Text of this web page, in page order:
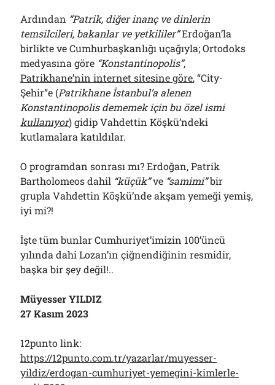
Ardından “Patrik, diğer inanç ve dinlerin
temsilcileri, bakanlar ve yetkililer”Erdoğan’la
birlikte ve Cumhurbaşkanlığı uçağıyla; Ortodoks
medyasına göre “Konstantinopolis”,
Patrikhane’nin internet sitesine göre, “City-
Şehir”e (Patrikhane İstanbul’a alenen
Konstantinopolis dememek için bu özel ismi
kullanıyor) gidip Vahdettin Köşkü’ndeki
kutlamalara katıldılar.
O programdan sonrası mı? Erdoğan, Patrik
Bartholomeos dahil “küçük”ve “samimi”bir
grupla Vahdettin Köşkü’nde akşam yemeği yemiş,
iyi mi?!
İşte tüm bunlar Cumhuriyet’imizin 100’üncü
yılında dahi Lozan’ın çiğnendiğinin resmidir,
başka bir şey değil!..
Müyesser YILDIZ
27 Kasım 2023
12punto link:
https://12punto.com.tr/yazarlar/muyesser-
yildiz/erdogan-cumhuriyet-yemegini-kimlerle-